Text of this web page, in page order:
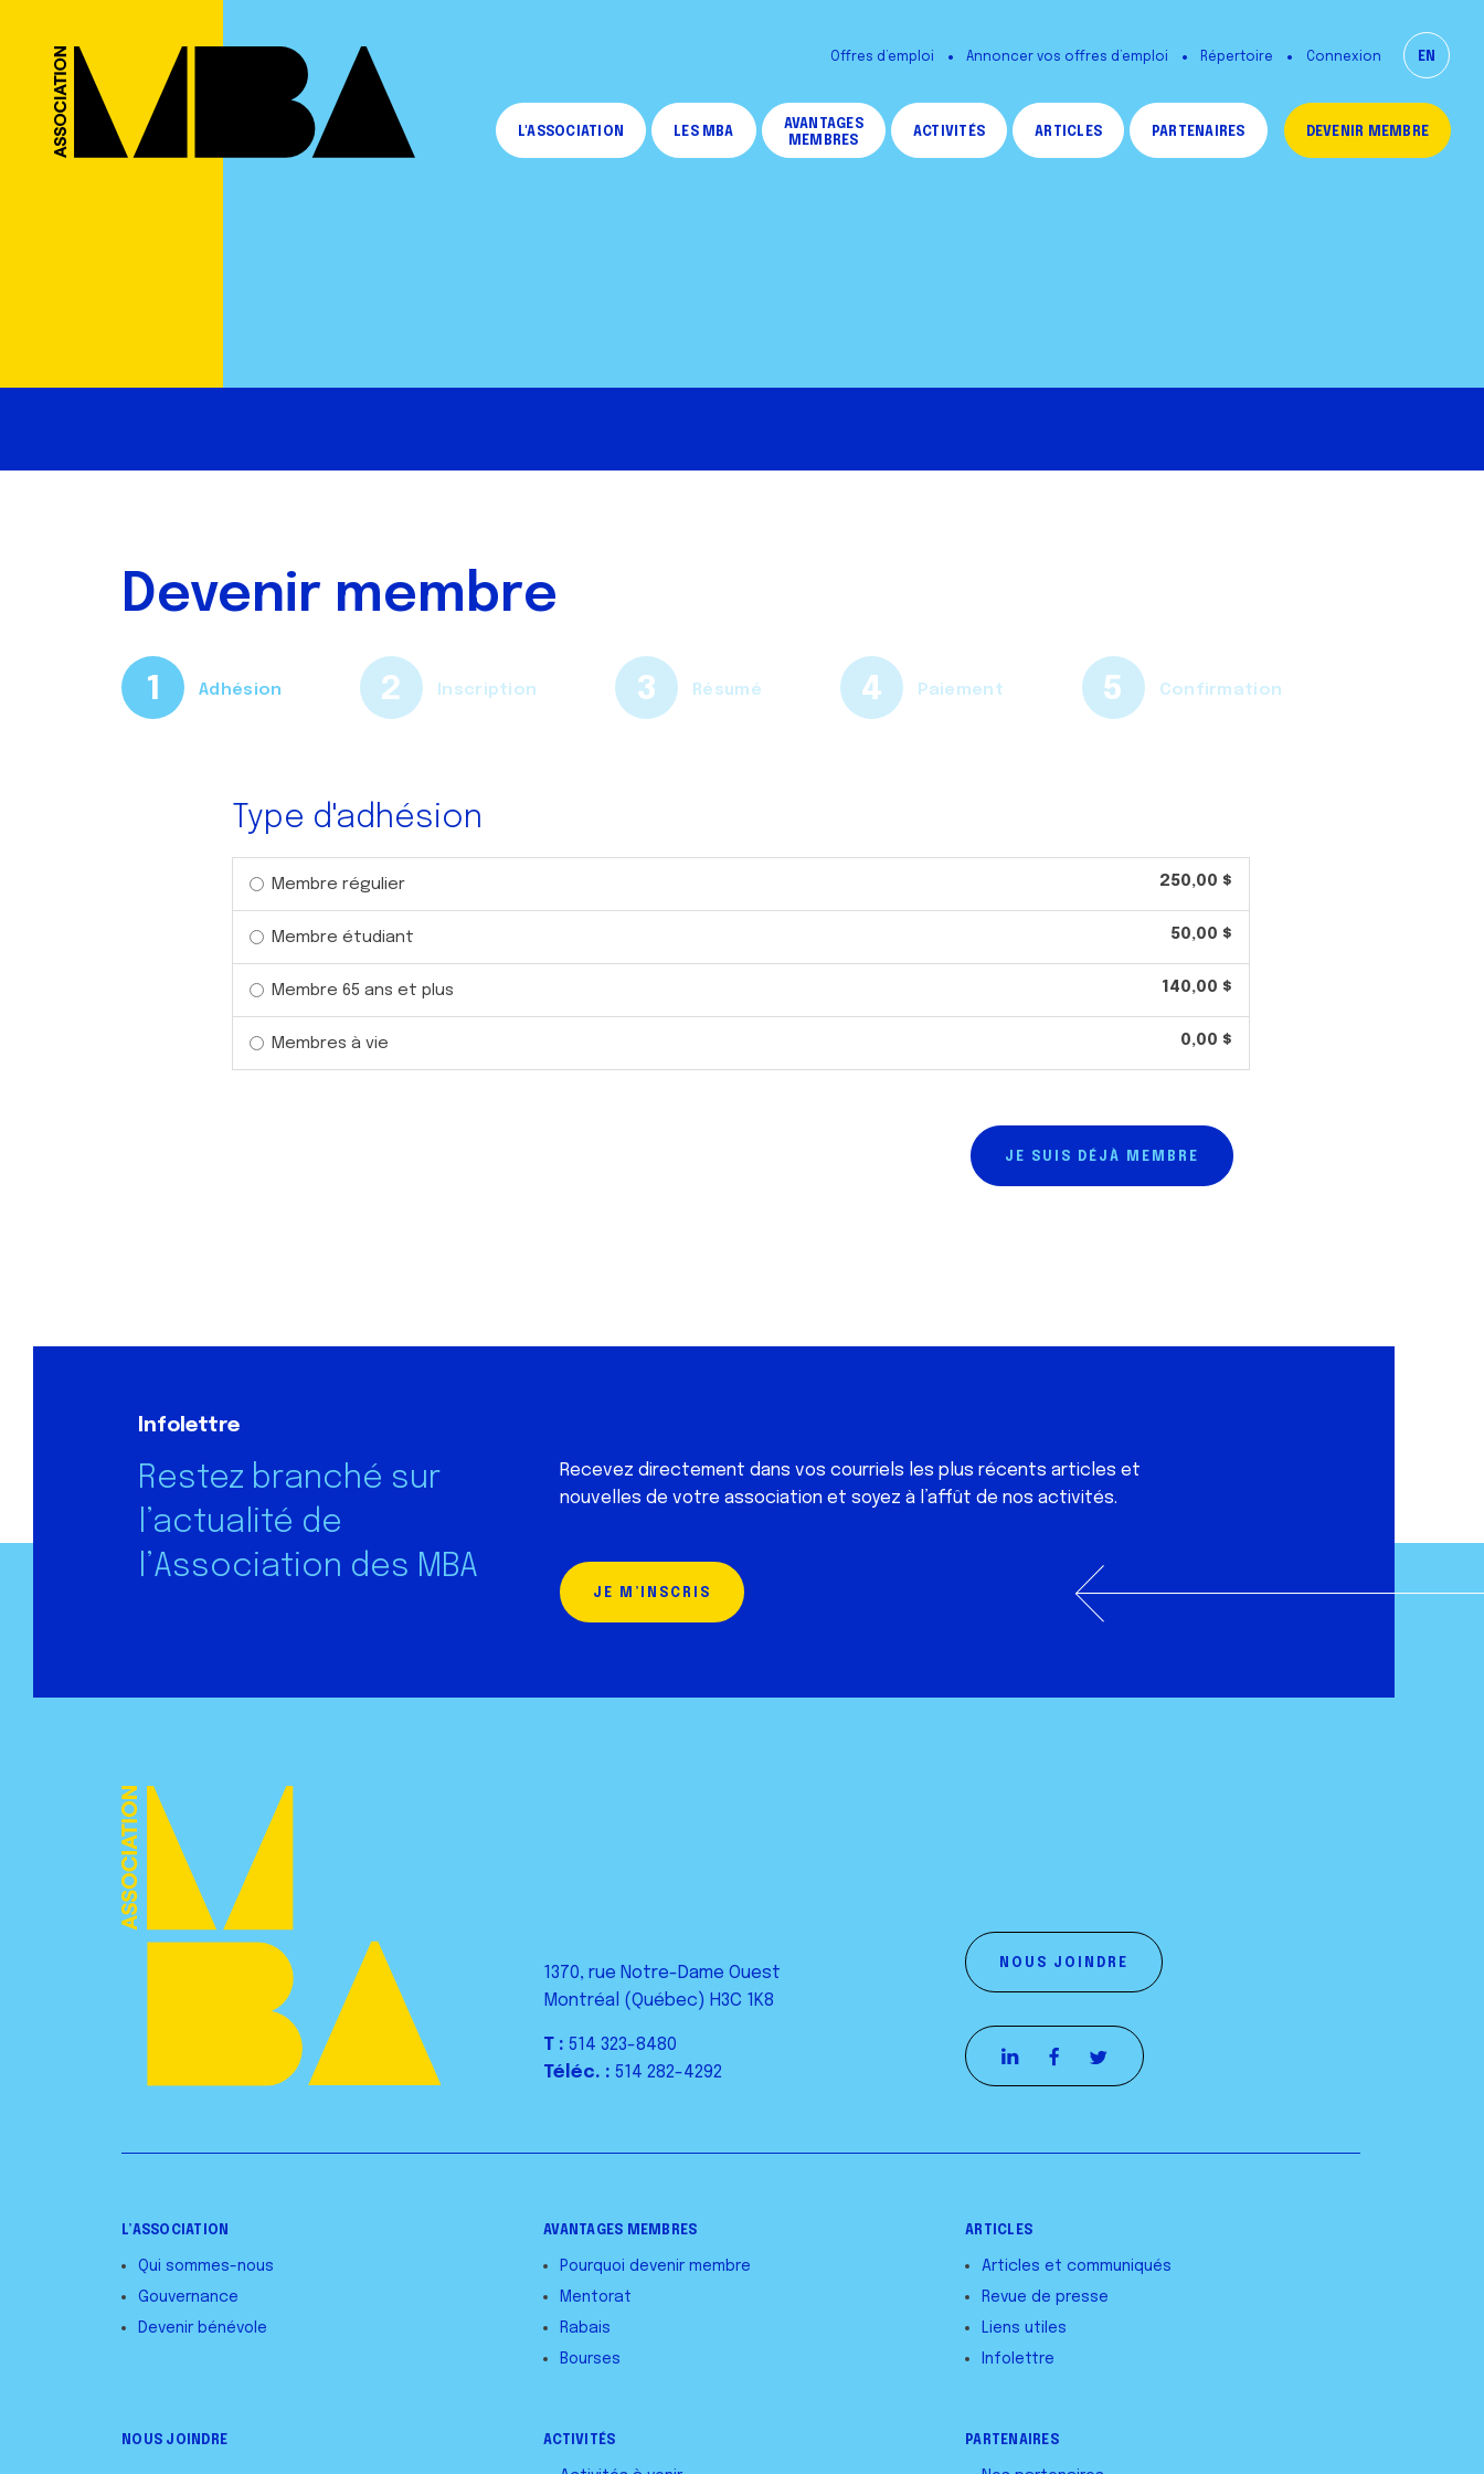
Offres d’emploi Annoncer vos offres d’emploi Répertoire Connexion EN
L'ASSOCIATION LES MBA
AVANTAGES
MEMBRES
ACTIVITÉS ARTICLES PARTENAIRES DEVENIR MEMBRE
Devenir membre
Adhésion Inscription Résumé Paiement Confirmation
Type d'adhésion
250,00 $
Membre régulier
50,00 $
Membre étudiant
140,00 $
Membre 65 ans et plus
0,00 $
Membres à vie
JE SUIS DÉJÀ MEMBRE
Infolettre
Restez branché sur
l’actualité de
l’Association des MBA
Recevez directement dans vos courriels les plus récents articles et
nouvelles de votre association et soyez à l’affût de nos activités.
JE M’INSCRIS
1370, rue Notre-Dame Ouest
Montréal (Québec) H3C 1K8
T : 514 323-8480
Téléc. : 514 282-4292
NOUS JOINDRE
L’ASSOCIATION
Qui sommes-nous
Gouvernance
Devenir bénévole
AVANTAGES MEMBRES
Pourquoi devenir membre
Mentorat
Rabais
Bourses
ARTICLES
Articles et communiqués
Revue de presse
Liens utiles
Infolettre
NOUS JOINDRE ACTIVITÉS PARTENAIRES